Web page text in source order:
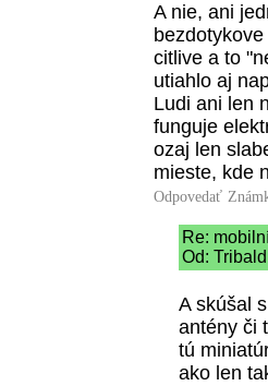
A nie, ani
citlive a to
utiahlo aj
Ludi ani len
funguje
ozaj len
mieste, kde
Odpovedať
Re:
Od:
A skúšal
antény či
tú
ako len